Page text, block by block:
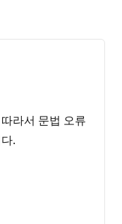
라서 문법 오류
.